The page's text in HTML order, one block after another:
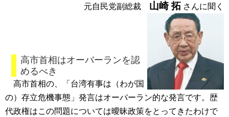
元自民党副総裁 山崎 拓 さんに聞く
高市首相はオーバーランを認
めるべき
高市首相の、「台湾有事は（わが国
の）存立危機事態」発言はオーバーラン的な発言です。歴
代政権はこの問題については曖昧政策をとってきたわけで